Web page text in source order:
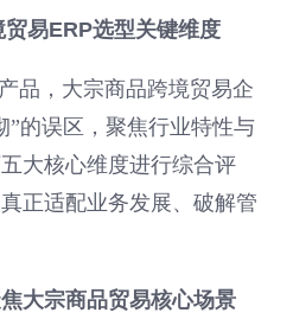
易ERP选型关键维度
品，大宗商品跨境贸易企
”的误区，聚焦行业特性与
大核心维度进行综合评
正适配业务发展、破解管
大宗商品贸易核心场景